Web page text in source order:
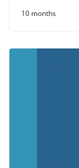
10 months